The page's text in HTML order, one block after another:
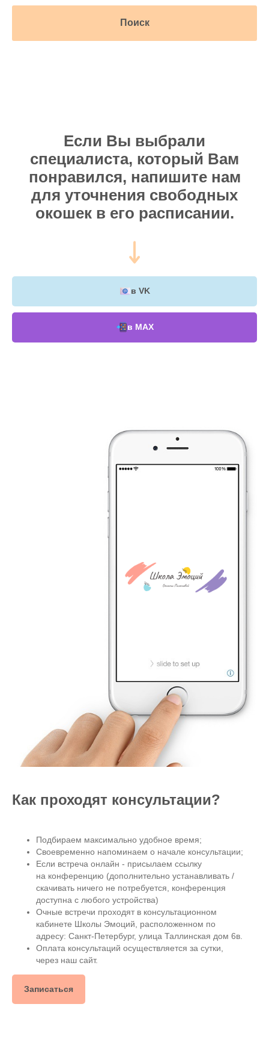
Поиск
Если Вы выбрали
специалиста, который Вам
понравился, напишите нам
для уточнения свободных
окошек в его расписании.
в VK
в МАХ
Как проходят консультации?
Подбираем максимально удобное время;
Своевременно напоминаем о начале консультации;
Если встреча онлайн - присылаем ссылку
на конференцию (дополнительно устанавливать /
скачивать ничего не потребуется, конференция
доступна с любого устройства)
Очные встречи проходят в консультационном
кабинете Школы Эмоций, расположенном по
адресу: Санкт-Петербург, улица Таллинская дом 6в.
Оплата консультаций осуществляется за сутки,
через наш сайт.
Записаться